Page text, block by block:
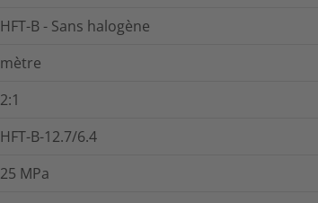
HFT-B - Sans halogène
mètre
2:1
HFT-B-12.7/6.4
25 MPa